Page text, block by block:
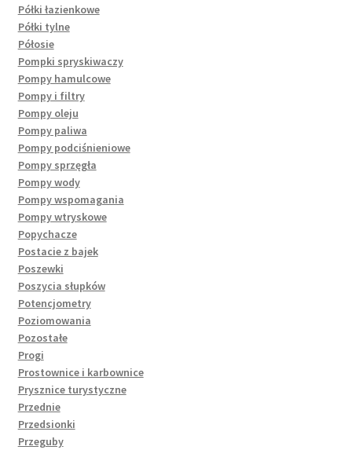
Półki łazienkowe
Półki tylne
Półosie
Pompki spryskiwaczy
Pompy hamulcowe
Pompy i filtry
Pompy oleju
Pompy paliwa
Pompy podciśnieniowe
Pompy sprzęgła
Pompy wody
Pompy wspomagania
Pompy wtryskowe
Popychacze
Postacie z bajek
Poszewki
Poszycia słupków
Potencjometry
Poziomowania
Pozostałe
Progi
Prostownice i karbownice
Prysznice turystyczne
Przednie
Przedsionki
Przeguby